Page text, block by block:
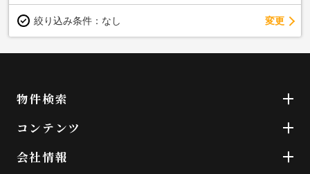
絞り込み条件： なし 変更
物件検索
コンテンツ
会社情報